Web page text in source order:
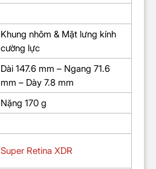
Khung nhôm & Mặt lưng kính
cường lực
Dài 147.6 mm – Ngang 71.6
mm – Dày 7.8 mm
Nặng 170 g
Super Retina XDR